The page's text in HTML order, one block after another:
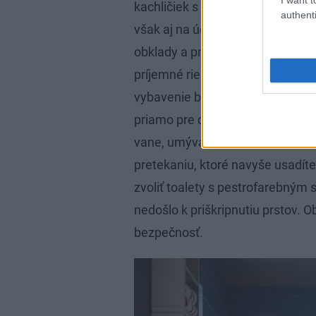
kachličiek s rôznymi vzormi,
však aj na údržbu a
obklady a protišmykovou
príjemné riešenie sa ponúka
vybavenie bez problémov
priamo pre deti tak, aby sa im
vane, umývadlá so zníženou
pretekaniu, ktoré navyše
zvoliť toalety s pestrofarebným
nedošlo k priškripnutiu prstov.
bezpečnosť.